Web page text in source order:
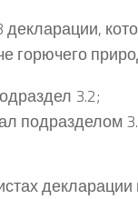
горючего
3.2;
подразделом